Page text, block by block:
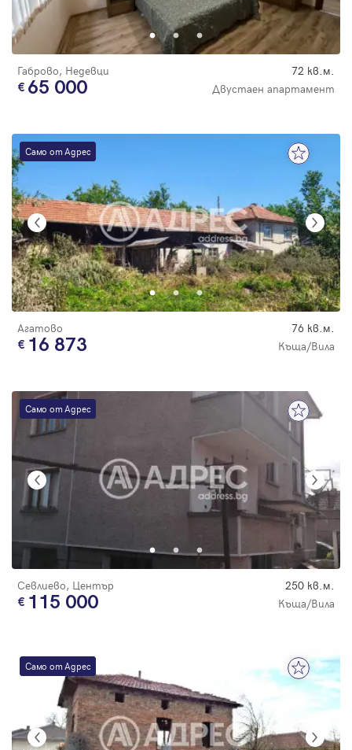
цена
Габрово, Недевци 72 кв.м.
65 000 Двустаен апартамент
Само от Адрес
Агатово 76 кв.м.
16 873 Къща/Вила
Само от Адрес
Севлиево, Център 250 кв.м.
115 000 Къща/Вила
Само от Адрес
Парола
Регистрация